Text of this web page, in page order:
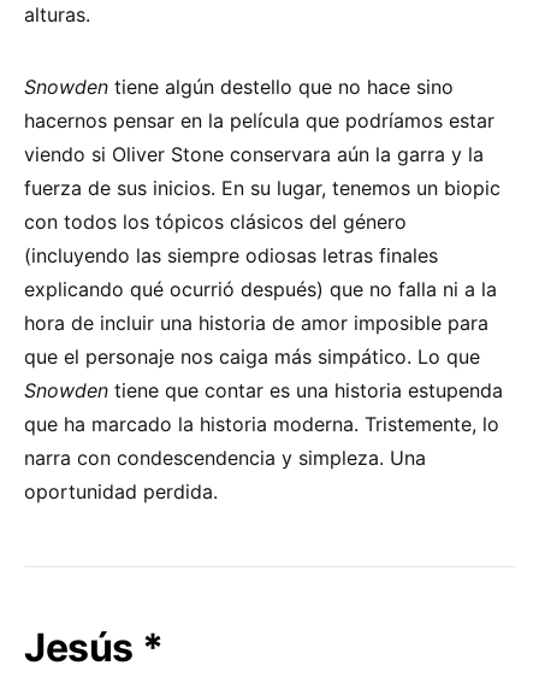
alturas.
Snowden tiene algún destello que no hace sino
hacernos pensar en la película que podríamos estar
viendo si Oliver Stone conservara aún la garra y la
fuerza de sus inicios. En su lugar, tenemos un biopic
con todos los tópicos clásicos del género
(incluyendo las siempre odiosas letras finales
explicando qué ocurrió después) que no falla ni a la
hora de incluir una historia de amor imposible para
que el personaje nos caiga más simpático. Lo que
Snowden tiene que contar es una historia estupenda
que ha marcado la historia moderna. Tristemente, lo
narra con condescendencia y simpleza. Una
oportunidad perdida.
Jesús *